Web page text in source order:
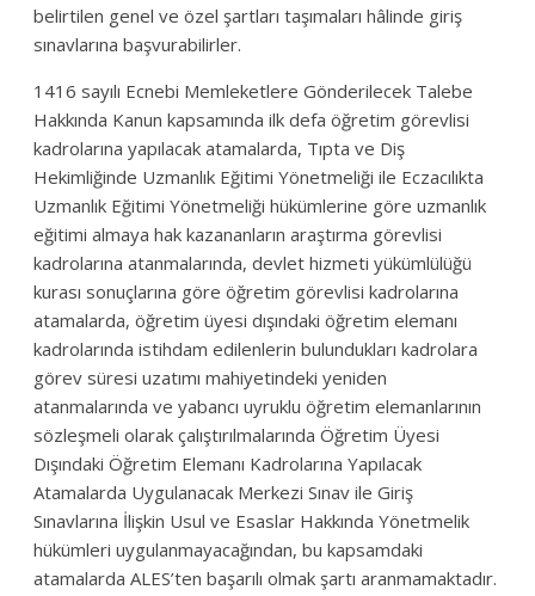
belirtilen genel ve özel şartları taşımaları hâlinde giriş
sınavlarına başvurabilirler.
1416 sayılı Ecnebi Memleketlere Gönderilecek Talebe
Hakkında Kanun kapsamında ilk defa öğretim görevlisi
kadrolarına yapılacak atamalarda, Tıpta ve Diş
Hekimliğinde Uzmanlık Eğitimi Yönetmeliği ile Eczacılıkta
Uzmanlık Eğitimi Yönetmeliği hükümlerine göre uzmanlık
eğitimi almaya hak kazananların araştırma görevlisi
kadrolarına atanmalarında, devlet hizmeti yükümlülüğü
kurası sonuçlarına göre öğretim görevlisi kadrolarına
atamalarda, öğretim üyesi dışındaki öğretim elemanı
kadrolarında istihdam edilenlerin bulundukları kadrolara
görev süresi uzatımı mahiyetindeki yeniden
atanmalarında ve yabancı uyruklu öğretim elemanlarının
sözleşmeli olarak çalıştırılmalarında Öğretim Üyesi
Dışındaki Öğretim Elemanı Kadrolarına Yapılacak
Atamalarda Uygulanacak Merkezi Sınav ile Giriş
Sınavlarına İlişkin Usul ve Esaslar Hakkında Yönetmelik
hükümleri uygulanmayacağından, bu kapsamdaki
atamalarda ALES’ten başarılı olmak şartı aranmamaktadır.